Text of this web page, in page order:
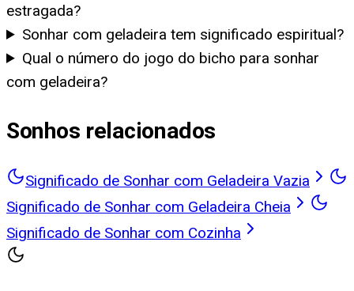
estragada?
Sonhar com geladeira tem significado espiritual?
Qual o número do jogo do bicho para sonhar
com geladeira?
Sonhos relacionados
Significado de Sonhar com Geladeira Vazia
Significado de Sonhar com Geladeira Cheia
Significado de Sonhar com Cozinha